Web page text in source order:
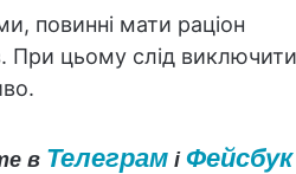
повинні мати раціон
При цьому слід виключити
в Телеграмі Фейсбук